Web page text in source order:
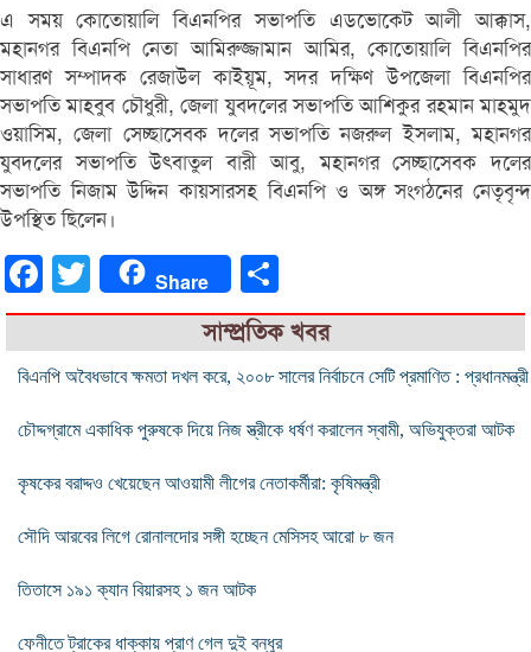
এ সময় কোতোয়ালি বিএনপির সভাপতি এডভোকেট আলী আক্কাস,
মহানগর বিএনপি নেতা আমিরুজ্জামান আমির, কোতোয়ালি বিএনপির
সাধারণ সম্পাদক রেজাউল কাইয়ূম, সদর দক্ষিণ উপজেলা বিএনপির
সভাপতি মাহবুব চৌধুরী, জেলা যুবদলের সভাপতি আশিকুর রহমান মাহমুদ
ওয়াসিম, জেলা সেচ্ছাসেবক দলের সভাপতি নজরুল ইসলাম, মহানগর
যুবদলের সভাপতি উৎবাতুল বারী আবু, মহানগর সেচ্ছাসেবক দলের
সভাপতি নিজাম উদ্দিন কায়সারসহ বিএনপি ও অঙ্গ সংগঠনের নেতৃবৃন্দ
উপস্থিত ছিলেন।
FacebookTwitter Share
সাম্প্রতিক খবর
বিএনপি অবৈধভাবে ক্ষমতা দখল করে, ২০০৮ সালের নির্বাচনে সেটি প্রমাণিত : প্রধানমন্ত্রী
চৌদ্দগ্রামে একাধিক পুরুষকে দিয়ে নিজ স্ত্রীকে ধর্ষণ করালেন স্বামী, অভিযুক্তরা আটক
কৃষকের বরাদ্দও খেয়েছেন আওয়ামী লীগের নেতাকর্মীরা: কৃষিমন্ত্রী
সৌদি আরবের লিগে রোনালদোর সঙ্গী হচ্ছেন মেসিসহ আরো ৮ জন
তিতাসে ১৯১ ক্যান বিয়ারসহ ১ জন আটক
ফেনীতে ট্রাকের ধাক্কায় প্রাণ গেল দুই বন্ধুর